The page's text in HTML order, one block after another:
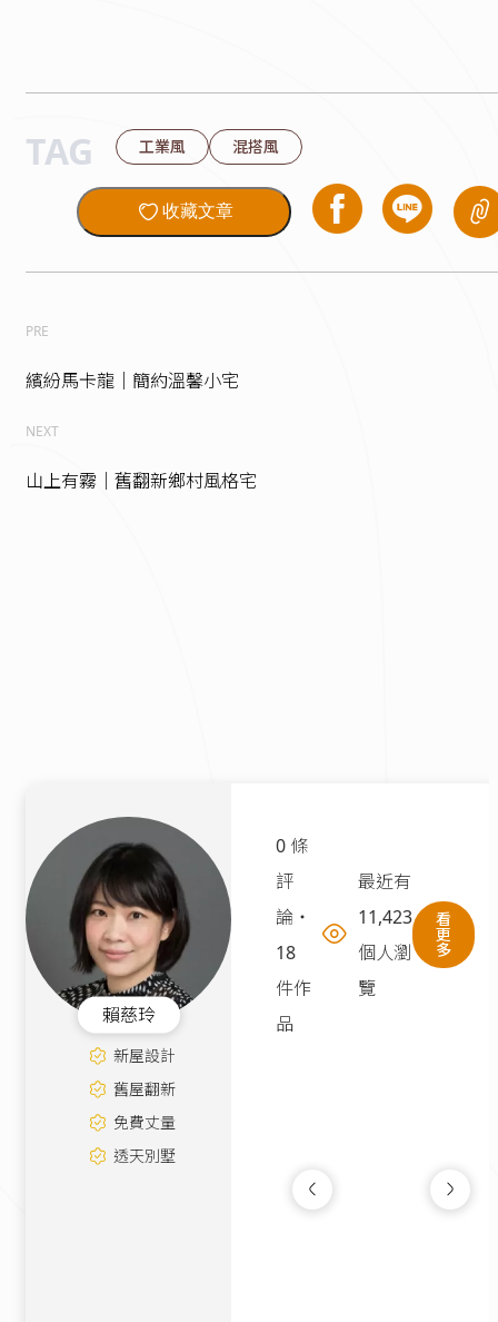
TAG 工業風 混搭風
收藏文章
PRE
繽紛馬卡龍｜簡約溫馨小宅
NEXT
山上有霧｜舊翻新鄉村風格宅
賴慈玲
新屋設計
舊屋翻新
免費丈量
透天別墅
0 條
評
論 ・
18
件作
品
最近有
11,423
個人瀏
覽
看
更
多